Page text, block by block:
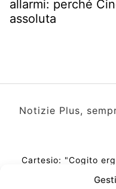
allarmi: perché
assoluta
Notizie Plus,
Cartesio: "Cogito